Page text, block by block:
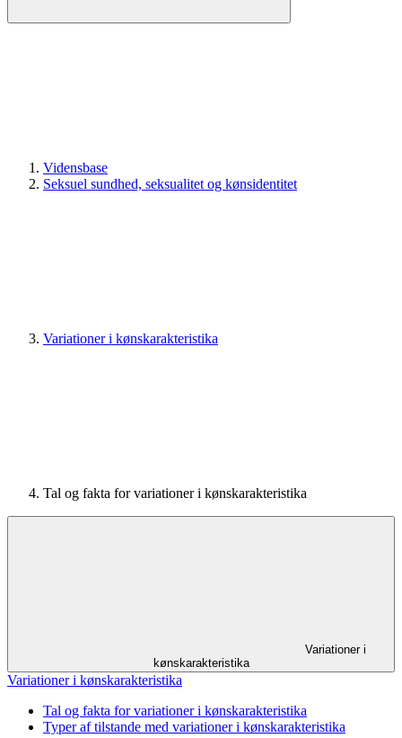
Vidensbase
Seksuel sundhed, seksualitet og kønsidentitet
Variationer i kønskarakteristika
Tal og fakta for variationer i køns­karakteristika
Variationer i
kønskarakteristika
Variationer i kønskarakteristika
Tal og fakta for variationer i køns­karakteristika
Typer af tilstande med variationer i kønskarakteristika